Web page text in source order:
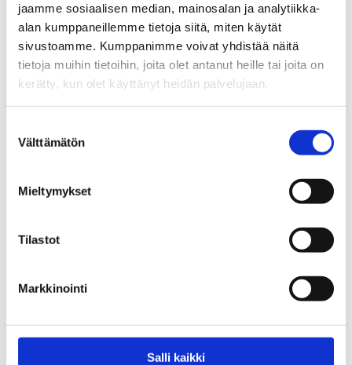
jaamme sosiaalisen median, mainosalan ja analytiikka-
alan kumppaneillemme tietoja siitä, miten käytät
sivustoamme. Kumppanimme voivat yhdistää näitä
tietoja muihin tietoihin, joita olet antanut heille tai joita on
kerätty, kun olet käyttänyt heidän palvelujaan.
valinta
Välttämätön
Mieltymykset
Tilastot
Markkinointi
Salli kaikki
Kaipaatko oivaltavia ja inspiroivia
lukuhetkiä?
Tilaa DigiPolemiikki suoraan sähköpostiisi ja kuulet
kehittävimmät kuntakuulumiset ensimmäisten joukossa!
Tilaa DigiPolemiikki
Liity edelläkävijöiden seuraan – tilaa
KAKSin uutiskirje